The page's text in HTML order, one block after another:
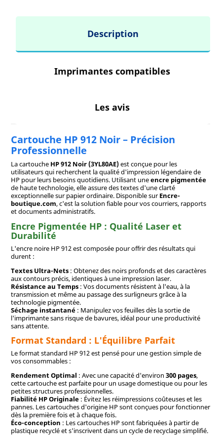
Description
Imprimantes compatibles
Les avis
Cartouche HP 912 Noir – Précision
Professionnelle
La cartouche HP 912 Noir (3YL80AE)est conçue pour les
utilisateurs qui recherchent la qualité d'impression légendaire de
HP pour leurs besoins quotidiens. Utilisant uneencre pigmentée
de haute technologie, elle assure des textes d'une clarté
exceptionnelle sur papier ordinaire. Disponible surEncre-
boutique.com, c'est la solution fiable pour vos courriers, rapports
et documents administratifs.
Encre Pigmentée HP : Qualité Laser et
Durabilité
L'encre noire HP 912 est composée pour offrir des résultats qui
durent :
Textes Ultra-Nets: Obtenez des noirs profonds et des caractères
aux contours précis, identiques à une impression laser.
Résistance au Temps: Vos documents résistent à l'eau, à la
transmission et même au passage des surligneurs grâce à la
technologie pigmentée.
Séchage instantané: Manipulez vos feuilles dès la sortie de
l'imprimante sans risque de bavures, idéal pour une productivité
sans attente.
Format Standard : L'Équilibre Parfait
Le format standard HP 912 est pensé pour une gestion simple de
vos consommables :
Rendement Optimal : Avec une capacité d'environ 300 pages,
cette cartouche est parfaite pour un usage domestique ou pour les
petites structures professionnelles.
Fiabilité HP Originale: Évitez les réimpressions coûteuses et les
pannes. Les cartouches d'origine HP sont conçues pour fonctionner
dès la première fois et à chaque fois.
Éco-conception : Les cartouches HP sont fabriquées à partir de
plastique recyclé et s'inscrivent dans un cycle de recyclage simplifié.